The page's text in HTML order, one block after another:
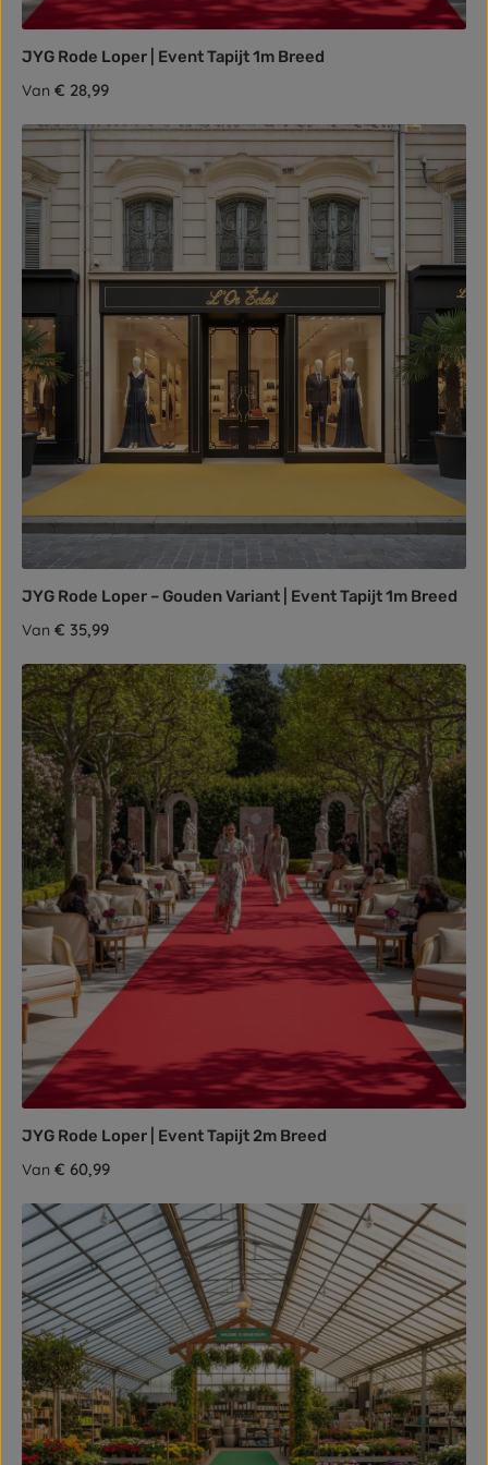
JYG Rode Loper | Event Tapijt 1m Breed
Normale prijs:
Van € 28,99
JYG Rode Loper – Gouden Variant | Event Tapijt 1m Breed
Normale prijs:
Van € 35,99
JYG Rode Loper | Event Tapijt 2m Breed
Normale prijs:
Van € 60,99